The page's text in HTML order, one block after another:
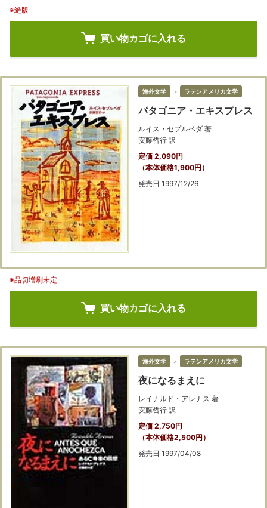
※絶版
買い物カゴに入れる
海外文学 ＞ ラテンアメリカ文学
パタゴニア・エキスプレス
ルイス・セプルベダ 著
安藤哲行 訳
定価 2,090円
（本体価格1,900円）
発売日 1997/12/26
※品切増刷未定
買い物カゴに入れる
海外文学 ＞ ラテンアメリカ文学
夜になるまえに
レイナルド・アレナス 著
安藤哲行 訳
定価 2,750円
（本体価格2,500円）
発売日 1997/04/08